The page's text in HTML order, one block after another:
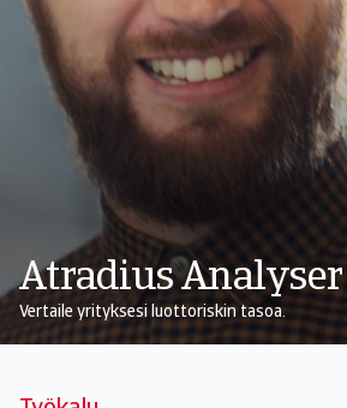
Atradius Analyser
Vertaile yrityksesi luottoriskin tasoa.